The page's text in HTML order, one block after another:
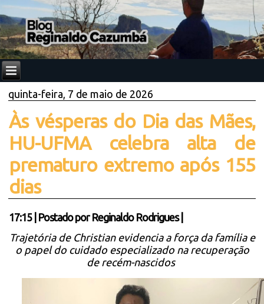
quinta-feira, 7 de maio de 2026
Às vésperas do Dia das Mães,
HU-UFMA celebra alta de
prematuro extremo após 155
dias
17:15| Postado por Reginaldo Rodrigues
Trajetória de Christian evidencia a força da família e
o papel do cuidado especializado na recuperação
de recém-nascidos